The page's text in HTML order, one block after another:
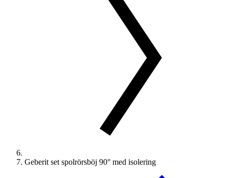
Geberit set spolrörsböj 90° med isolering